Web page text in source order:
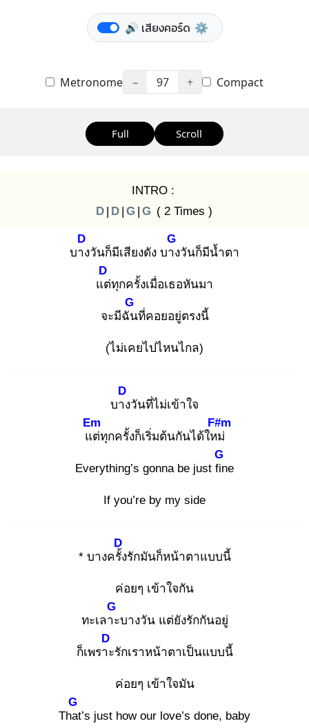
🔊 เสียงคอร์ด ⚙️
Metronome − 97 + Compact
Full Scroll
INTRO :
D | D | G | G ( 2 Times )
บาง
D
วันก็มีเสียงดัง บาง
G
วันก็มีน้ำตา
แต่
D
ทุกครั้งเมื่อเธอหันมา
จะมีฉัน
G
ที่คอยอยู่ตรงนี้
(ไม่เคยไปไหนไกล)
บาง
D
วันที่ไม่เข้าใจ
แต่
Em
ทุกครั้งก็เริ่มต้นกันได้ใหม่
F#m
Everything’s gonna be just fin
G
e
If you’re by my side
* บางครั้ง
D
รักมันก็หน้าตาแบบนี้
ค่อยๆ เข้าใจกัน
ทะเลาะ
G
บางวัน แต่ยังรักกันอยู่
ก็เพราะ
D
รักเราหน้าตาเป็นแบบนี้
ค่อยๆ เข้าใจมัน
That
G
’s just how our love’s done, baby